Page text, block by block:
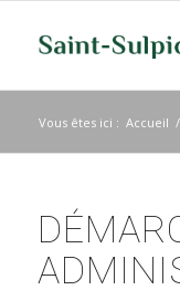
Vous êtes ici : Accueil /